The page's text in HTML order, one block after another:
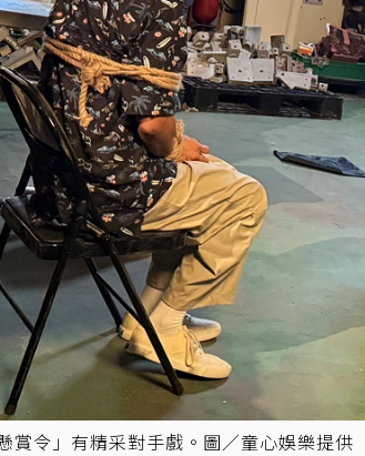
賞令」有精采對手戲。圖／童心娛樂提供